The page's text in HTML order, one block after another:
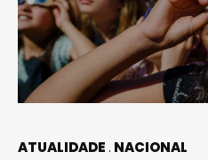
ATUALIDADE NACIONAL